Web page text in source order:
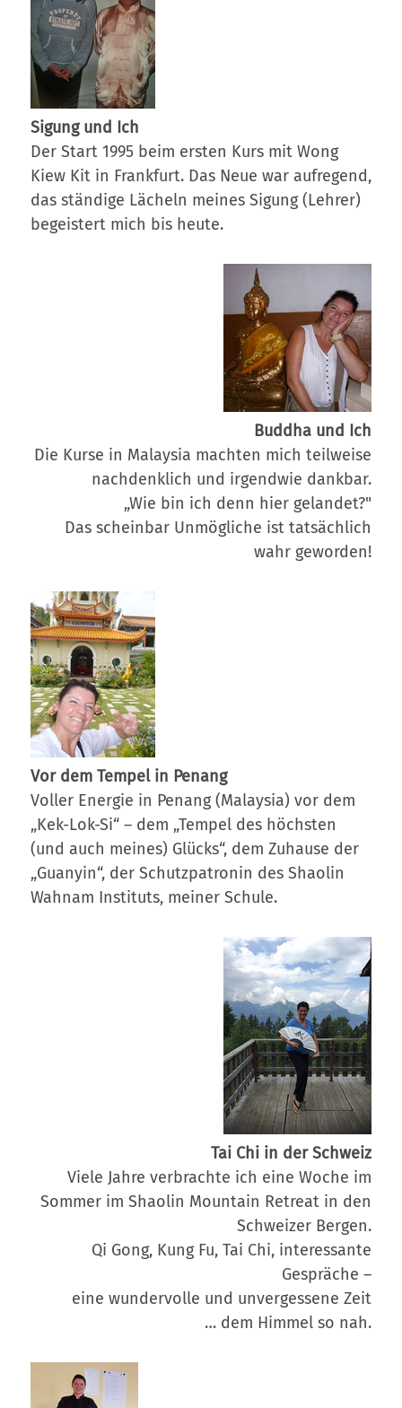
Sigung und Ich
Der Start 1995 beim ersten Kurs mit Wong
Kiew Kit in Frankfurt. Das Neue war aufregend,
das ständige Lächeln meines Sigung (Lehrer)
begeistert mich bis heute.
Buddha und Ich
Die Kurse in Malaysia machten mich teilweise
nachdenklich und irgendwie dankbar.
„Wie bin ich denn hier gelandet?"
Das scheinbar Unmögliche ist tatsächlich
wahr geworden!
Vor dem Tempel in Penang
Voller Energie in Penang (Malaysia) vor dem
„Kek-Lok-Si“ – dem „Tempel des höchsten
(und auch meines) Glücks“, dem Zuhause der
„Guanyin“, der Schutzpatronin des Shaolin
Wahnam Instituts, meiner Schule.
Tai Chi in der Schweiz
Viele Jahre verbrachte ich eine Woche im
Sommer im Shaolin Mountain Retreat in den
Schweizer Bergen.
Qi Gong, Kung Fu, Tai Chi, interessante
Gespräche –
eine wundervolle und unvergessene Zeit
… dem Himmel so nah.